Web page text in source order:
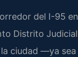
del I-95
Distrito
ciudad —ya sea